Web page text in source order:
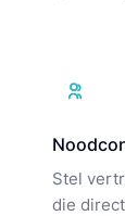
Stel
die